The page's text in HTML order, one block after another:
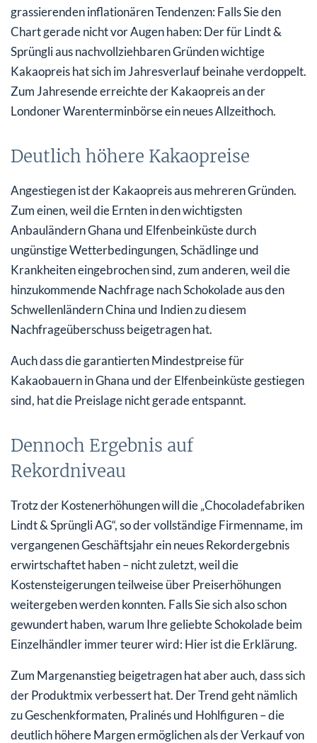
grassierenden inflationären Tendenzen: Falls Sie den
Chart gerade nicht vor Augen haben: Der für Lindt &
Sprüngli aus nachvollziehbaren Gründen wichtige
Kakaopreis hat sich im Jahresverlauf beinahe verdoppelt.
Zum Jahresende erreichte der Kakaopreis an der
Londoner Warenterminbörse ein neues Allzeithoch.
Deutlich höhere Kakaopreise
Angestiegen ist der Kakaopreis aus mehreren Gründen.
Zum einen, weil die Ernten in den wichtigsten
Anbauländern Ghana und Elfenbeinküste durch
ungünstige Wetterbedingungen, Schädlinge und
Krankheiten eingebrochen sind, zum anderen, weil die
hinzukommende Nachfrage nach Schokolade aus den
Schwellenländern China und Indien zu diesem
Nachfrageüberschuss beigetragen hat.
Auch dass die garantierten Mindestpreise für
Kakaobauern in Ghana und der Elfenbeinküste gestiegen
sind, hat die Preislage nicht gerade entspannt.
Dennoch Ergebnis auf
Rekordniveau
Trotz der Kostenerhöhungen will die „Chocoladefabriken
Lindt & Sprüngli AG“, so der vollständige Firmenname, im
vergangenen Geschäftsjahr ein neues Rekordergebnis
erwirtschaftet haben – nicht zuletzt, weil die
Kostensteigerungen teilweise über Preiserhöhungen
weitergeben werden konnten. Falls Sie sich also schon
gewundert haben, warum Ihre geliebte Schokolade beim
Einzelhändler immer teurer wird: Hier ist die Erklärung.
Zum Margenanstieg beigetragen hat aber auch, dass sich
der Produktmix verbessert hat. Der Trend geht nämlich
zu Geschenkformaten, Pralinés und Hohlfiguren – die
deutlich höhere Margen ermöglichen als der Verkauf von